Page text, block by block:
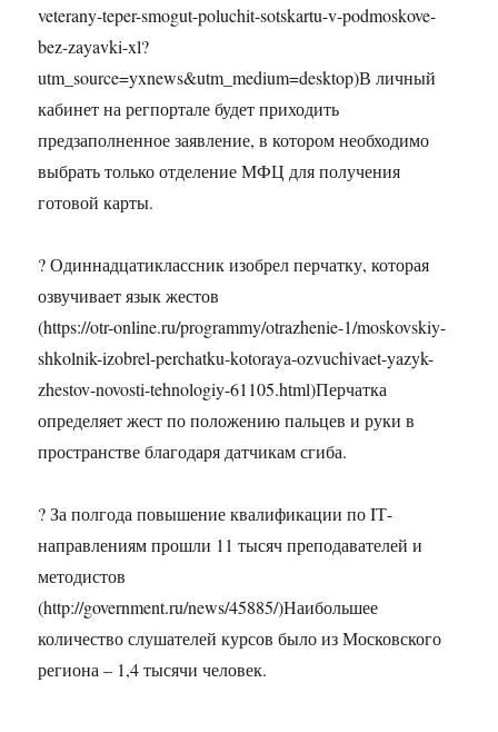
veterany-teper-smogut-poluchit-sotskartu-v-podmoskove-
bez-zayavki-xl?
utm_source=yxnews&utm_medium=desktop)В личный
кабинет на регпортале будет приходить
предзаполненное заявление, в котором необходимо
выбрать только отделение МФЦ для получения
готовой карты.
? Одиннадцатиклассник изобрел перчатку, которая
озвучивает язык жестов
(https://otr-online.ru/programmy/otrazhenie-1/moskovskiy-
shkolnik-izobrel-perchatku-kotoraya-ozvuchivaet-yazyk-
zhestov-novosti-tehnologiy-61105.html)Перчатка
определяет жест по положению пальцев и руки в
пространстве благодаря датчикам сгиба.
? За полгода повышение квалификации по IТ-
направлениям прошли 11 тысяч преподавателей и
методистов
(http://government.ru/news/45885/)Наибольшее
количество слушателей курсов было из Московского
региона – 1,4 тысячи человек.